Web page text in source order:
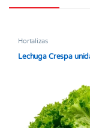
Hortalizas
Lechuga Crespa